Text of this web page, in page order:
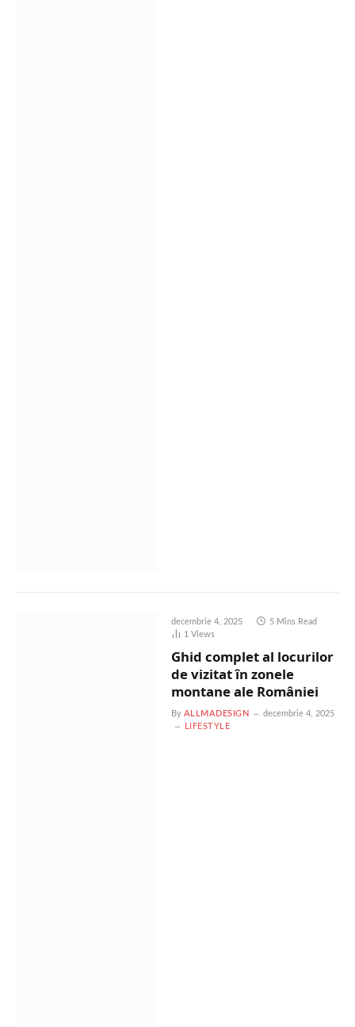
decembrie 4, 2025
5 Mins Read
1 Views
Ghid complet al locurilor
de vizitat în zonele
montane ale României
By ALLMADESIGN
decembrie 4, 2025
LIFESTYLE